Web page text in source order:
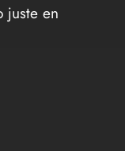
juste en